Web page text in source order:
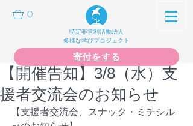
0
特定非営利活動法人
多様な学びプロジェクト
寄付をする
【開催告知】3/8（水）支
援者交流会のお知らせ
【支援者交流会、スナック・ミチシル